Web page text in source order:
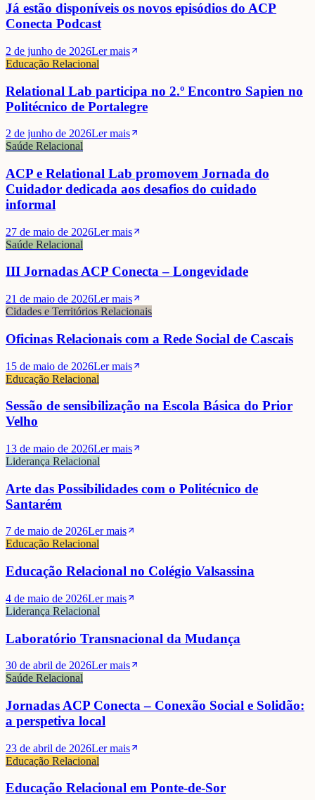
Já estão disponíveis os novos episódios do ACP
Conecta Podcast
2 de junho de 2026Ler mais
Educação Relacional
Relational Lab participa no 2.º Encontro Sapien no
Politécnico de Portalegre
2 de junho de 2026Ler mais
Saúde Relacional
ACP e Relational Lab promovem Jornada do
Cuidador dedicada aos desafios do cuidado
informal
27 de maio de 2026Ler mais
Saúde Relacional
III Jornadas ACP Conecta – Longevidade
21 de maio de 2026Ler mais
Cidades e Territórios Relacionais
Oficinas Relacionais com a Rede Social de Cascais
15 de maio de 2026Ler mais
Educação Relacional
Sessão de sensibilização na Escola Básica do Prior
Velho
13 de maio de 2026Ler mais
Liderança Relacional
Arte das Possibilidades com o Politécnico de
Santarém
7 de maio de 2026Ler mais
Educação Relacional
Educação Relacional no Colégio Valsassina
4 de maio de 2026Ler mais
Liderança Relacional
Laboratório Transnacional da Mudança
30 de abril de 2026Ler mais
Saúde Relacional
Jornadas ACP Conecta – Conexão Social e Solidão:
a perspetiva local
23 de abril de 2026Ler mais
Educação Relacional
Educação Relacional em Ponte-de-Sor